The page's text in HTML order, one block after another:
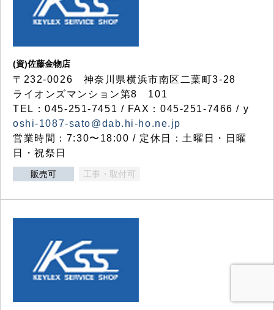
(資)佐藤金物店
〒232-0026 神奈川県横浜市南区二葉町3-28
ライオンズマンション第8 101
TEL：045-251-7451 / FAX：045-251-7466 / y
oshi-1087-sato@dab.hi-ho.ne.jp
営業時間：7:30〜18:00 / 定休日：土曜日・日曜
日・祝祭日
販売可 工事・取付可